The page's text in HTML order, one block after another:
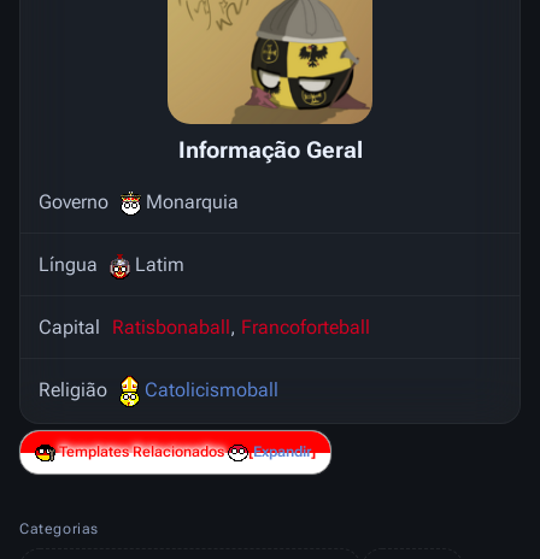
Informação Geral
Governo Monarquia
Língua Latim
Capital Ratisbonaball , Francoforteball
Religião Catolicismoball
Expandir
Templates Relacionados
Categorias